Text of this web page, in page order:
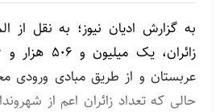
به گزارش ادیان نیوز؛ به نقل از
عربستان و از طریق مبادی ورودی
حالی که تعداد زائران اعم از